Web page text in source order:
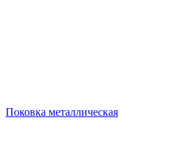
Поковка металлическая